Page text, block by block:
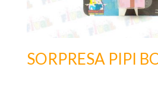
SORPRESA PIPI